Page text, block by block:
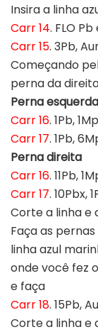
Insira a linha
Carr 14. FLO
Carr 15. 3Pb,
Começando
perna da
Perna esquerda
Carr 16. 1Pb,
Carr 17. 1Pb,
Perna direita
Carr 16. 11Pb,
Carr 17. 10Pbx,
Corte a linha e
Faça as
linha azul
onde você fez
e faça
Carr 18. 15Pb,
Corte a linha e